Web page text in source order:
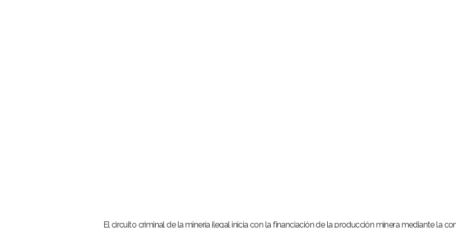
El circuito criminal de la minería ilegal inicia con la financiación de la producción minera mediante la